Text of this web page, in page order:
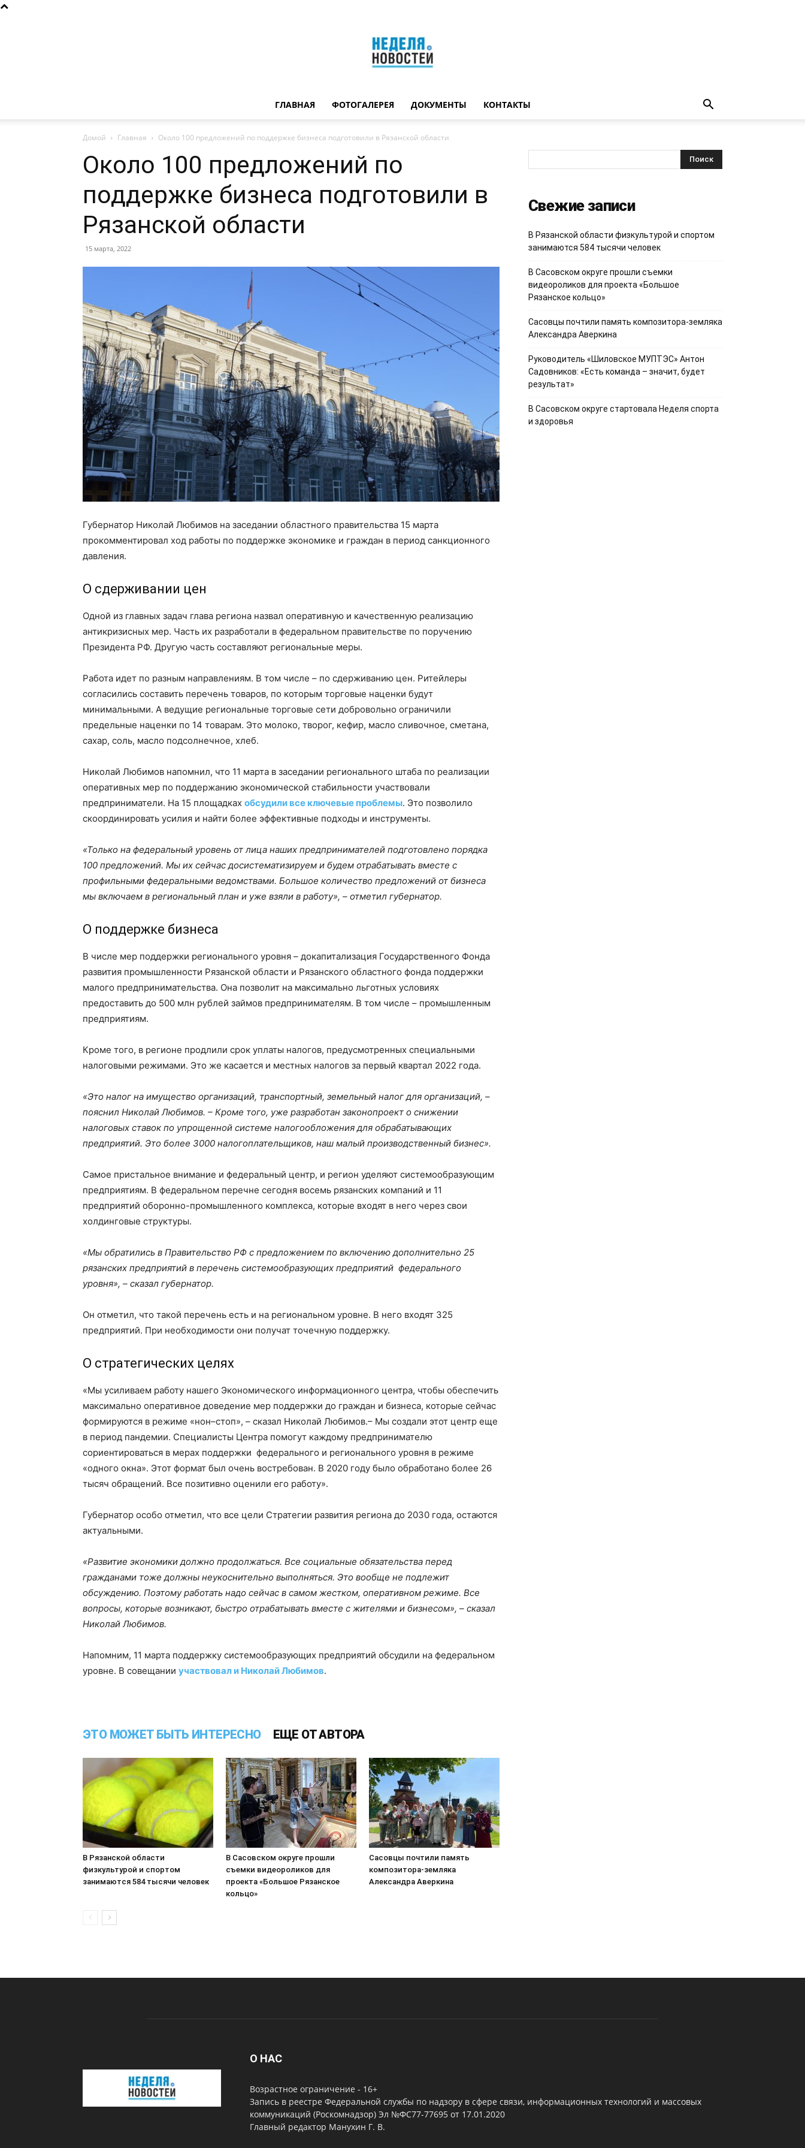
новостей
ГЛАВНАЯ ФОТОГАЛЕРЕЯ ДОКУМЕНТЫ КОНТАКТЫ
Домой Главная Около 100 предложений по поддержке бизнеса подготовили в Рязанской области
Около 100 предложений по
поддержке бизнеса подготовили в
Рязанской области
15 марта, 2022
Губернатор Николай Любимов на заседании областного правительства 15 марта
прокомментировал ход работы по поддержке экономике и граждан в период санкционного
давления.
О сдерживании цен
Одной из главных задач глава региона назвал оперативную и качественную реализацию
антикризисных мер. Часть их разработали в федеральном правительстве по поручению
Президента РФ. Другую часть составляют региональные меры.
Работа идет по разным направлениям. В том числе – по сдерживанию цен. Ритейлеры
согласились составить перечень товаров, по которым торговые наценки будут
минимальными. А ведущие региональные торговые сети добровольно ограничили
предельные наценки по 14 товарам. Это молоко, творог, кефир, масло сливочное, сметана,
сахар, соль, масло подсолнечное, хлеб.
Николай Любимов напомнил, что 11 марта в заседании регионального штаба по реализации
оперативных мер по поддержанию экономической стабильности участвовали
предприниматели. На 15 площадках обсудили все ключевые проблемы. Это позволило
скоординировать усилия и найти более эффективные подходы и инструменты.
«Только на федеральный уровень от лица наших предпринимателей подготовлено порядка
100 предложений. Мы их сейчас досистематизируем и будем отрабатывать вместе с
профильными федеральными ведомствами. Большое количество предложений от бизнеса
мы включаем в региональный план и уже взяли в работу», – отметил губернатор.
О поддержке бизнеса
В числе мер поддержки регионального уровня – докапитализация Государственного Фонда
развития промышленности Рязанской области и Рязанского областного фонда поддержки
малого предпринимательства. Она позволит на максимально льготных условиях
предоставить до 500 млн рублей займов предпринимателям. В том числе – промышленным
предприятиям.
Кроме того, в регионе продлили срок уплаты налогов, предусмотренных специальными
налоговыми режимами. Это же касается и местных налогов за первый квартал 2022 года.
«Это налог на имущество организаций, транспортный, земельный налог для организаций, –
пояснил Николай Любимов. – Кроме того, уже разработан законопроект о снижении
налоговых ставок по упрощенной системе налогообложения для обрабатывающих
предприятий. Это более 3000 налогоплательщиков, наш малый производственный бизнес».
Самое пристальное внимание и федеральный центр, и регион уделяют системообразующим
предприятиям. В федеральном перечне сегодня восемь рязанских компаний и 11
предприятий оборонно-промышленного комплекса, которые входят в него через свои
холдинговые структуры.
«Мы обратились в Правительство РФ с предложением по включению дополнительно 25
рязанских предприятий в перечень системообразующих предприятий федерального
уровня», – сказал губернатор.
Он отметил, что такой перечень есть и на региональном уровне. В него входят 325
предприятий. При необходимости они получат точечную поддержку.
О стратегических целях
«Мы усиливаем работу нашего Экономического информационного центра, чтобы обеспечить
максимально оперативное доведение мер поддержки до граждан и бизнеса, которые сейчас
формируются в режиме «нон–стоп», – сказал Николай Любимов.– Мы создали этот центр еще
в период пандемии. Специалисты Центра помогут каждому предпринимателю
сориентироваться в мерах поддержки федерального и регионального уровня в режиме
«одного окна». Этот формат был очень востребован. В 2020 году было обработано более 26
тысяч обращений. Все позитивно оценили его работу».
Губернатор особо отметил, что все цели Стратегии развития региона до 2030 года, остаются
актуальными.
«Развитие экономики должно продолжаться. Все социальные обязательства перед
гражданами тоже должны неукоснительно выполняться. Это вообще не подлежит
обсуждению. Поэтому работать надо сейчас в самом жестком, оперативном режиме. Все
вопросы, которые возникают, быстро отрабатывать вместе с жителями и бизнесом», – сказал
Николай Любимов.
Напомним, 11 марта поддержку системообразующих предприятий обсудили на федеральном
уровне. В совещании участвовал и Николай Любимов.
ЭТО МОЖЕТ БЫТЬ ИНТЕРЕСНО ЕЩЕ ОТ АВТОРА
В Рязанской области
физкультурой и спортом
занимаются 584 тысячи человек
В Сасовском округе прошли
съемки видеороликов для
проекта «Большое Рязанское
кольцо»
Сасовцы почтили память
композитора-земляка
Александра Аверкина
Свежие записи
В Рязанской области физкультурой и спортом
занимаются 584 тысячи человек
В Сасовском округе прошли съемки
видеороликов для проекта «Большое
Рязанское кольцо»
Сасовцы почтили память композитора-земляка
Александра Аверкина
Руководитель «Шиловское МУПТЭС» Антон
Садовников: «Есть команда – значит, будет
результат»
В Сасовском округе стартовала Неделя спорта
и здоровья
О НАС
Возрастное ограничение - 16+
Запись в реестре Федеральной службы по надзору в сфере связи, информационных технологий и массовых
коммуникаций (Роскомнадзор) Эл №ФС77-77695 от 17.01.2020
Главный редактор Манухин Г. В.